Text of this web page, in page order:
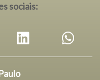
sociais: